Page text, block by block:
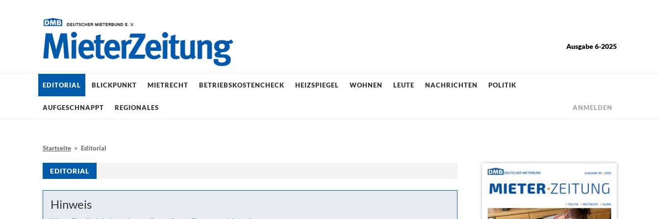
Ausgabe 6-2025
EDITORIAL BLICKPUNKT MIETRECHT BETRIEBSKOSTENCHECK HEIZSPIEGEL WOHNEN LEUTE NACHRICHTEN POLITIK
AUFGESCHNAPPT REGIONALES ANMELDEN
Startseite> Editorial
EDITORIAL
Hinweis